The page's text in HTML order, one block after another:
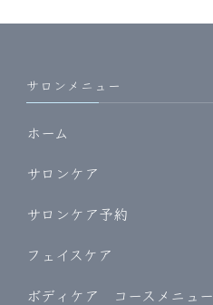
サロンメニュー
ホーム
サロンケア
サロンケア予約
フェイスケア
ボディケア コースメニュー